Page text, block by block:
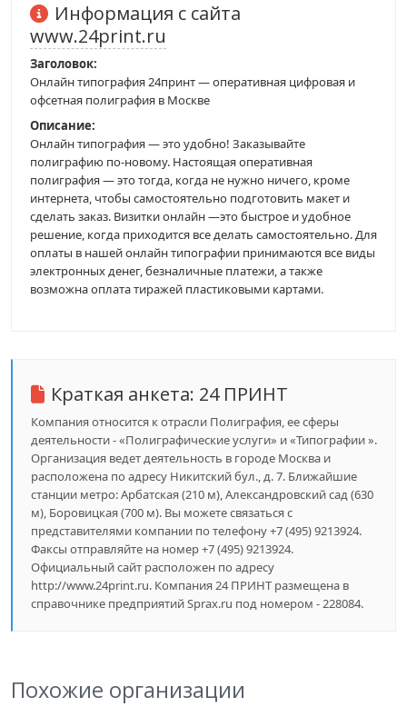
Информация с сайта
www.24print.ru
Заголовок:
Онлайн типография 24принт — оперативная цифровая и
офсетная полиграфия в Москве
Описание:
Онлайн типография — это удобно! Заказывайте
полиграфию по-новому. Настоящая оперативная
полиграфия — это тогда, когда не нужно ничего, кроме
интернета, чтобы самостоятельно подготовить макет и
сделать заказ. Визитки онлайн —это быстрое и удобное
решение, когда приходится все делать самостоятельно. Для
оплаты в нашей онлайн типографии принимаются все виды
электронных денег, безналичные платежи, а также
возможна оплата тиражей пластиковыми картами.
Краткая анкета: 24 ПРИНТ
Компания относится к отрасли Полиграфия, ее сферы
деятельности - «Полиграфические услуги» и «Типографии ».
Организация ведет деятельность в городе Москва и
расположена по адресу Никитский бул., д. 7. Ближайшие
станции метро: Арбатская (210 м), Александровский сад (630
м), Боровицкая (700 м). Вы можете связаться с
представителями компании по телефону +7 (495) 9213924.
Факсы отправляйте на номер +7 (495) 9213924.
Официальный сайт расположен по адресу
http://www.24print.ru. Компания 24 ПРИНТ размещена в
справочнике предприятий Sprax.ru под номером - 228084.
Похожие организации